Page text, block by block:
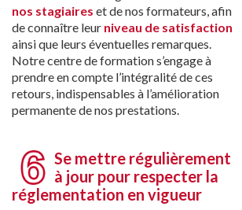
nos stagiaires et de nos formateurs, afin
de connaître leur niveau de satisfaction
ainsi que leurs éventuelles remarques.
Notre centre de formation s’engage à
prendre en compte l’intégralité de ces
retours, indispensables à l’amélioration
permanente de nos prestations.
Se mettre régulièrement
à jour pour respecter la
réglementation en vigueur